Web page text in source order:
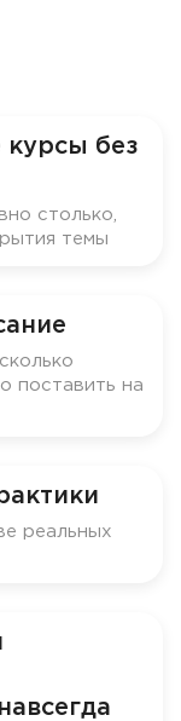
курсы без
столько,
темы
поставить на
реальных